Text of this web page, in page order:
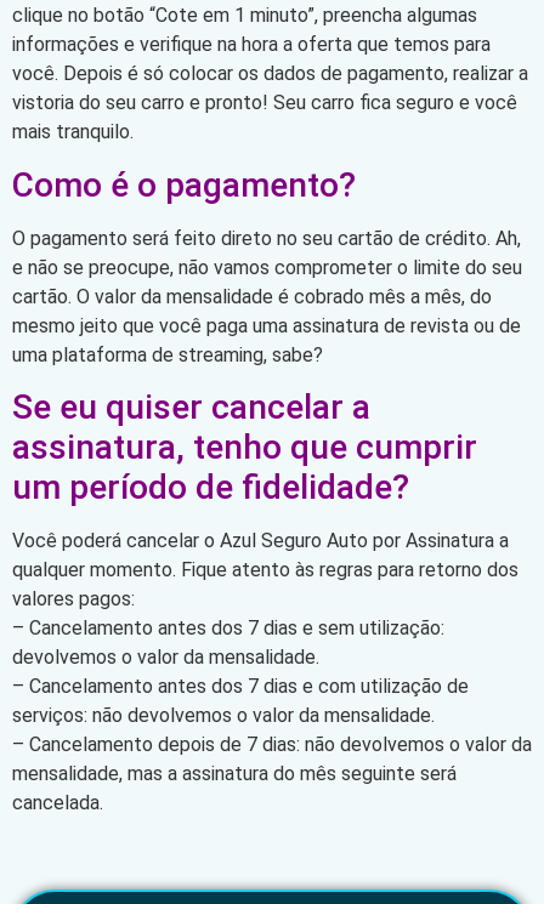
clique no botão “Cote em 1 minuto”, preencha algumas
informações e verifique na hora a oferta que temos para
você. Depois é só colocar os dados de pagamento, realizar a
vistoria do seu carro e pronto! Seu carro fica seguro e você
mais tranquilo.
Como é o pagamento?
O pagamento será feito direto no seu cartão de crédito. Ah,
e não se preocupe, não vamos comprometer o limite do seu
cartão. O valor da mensalidade é cobrado mês a mês, do
mesmo jeito que você paga uma assinatura de revista ou de
uma plataforma de streaming, sabe?
Se eu quiser cancelar a
assinatura, tenho que cumprir
um período de fidelidade?
Você poderá cancelar o Azul Seguro Auto por Assinatura a
qualquer momento. Fique atento às regras para retorno dos
valores pagos:
– Cancelamento antes dos 7 dias e sem utilização:
devolvemos o valor da mensalidade.
– Cancelamento antes dos 7 dias e com utilização de
serviços: não devolvemos o valor da mensalidade.
– Cancelamento depois de 7 dias: não devolvemos o valor da
mensalidade, mas a assinatura do mês seguinte será
cancelada.